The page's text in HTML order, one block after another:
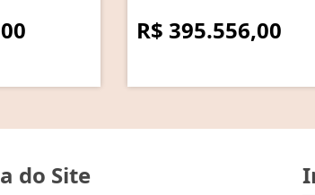
R$ 395.556,00
do Site